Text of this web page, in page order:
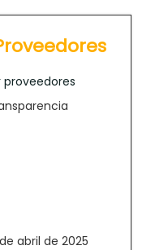
abril de 2025